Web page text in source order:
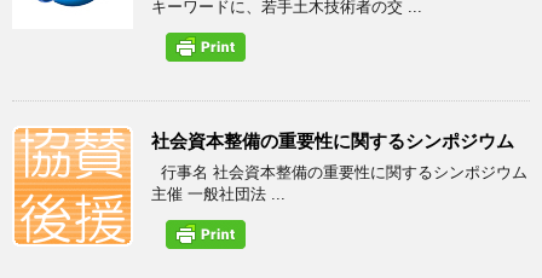
キーワードに、若手土木技術者の交 ...
社会資本整備の重要性に関するシンポジウム
行事名 社会資本整備の重要性に関するシンポジウム
主催 一般社団法 ...